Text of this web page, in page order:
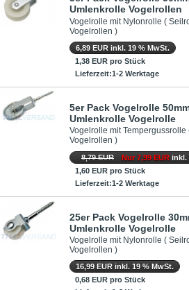
Umlenkrolle Vogelrollen
Vogelrolle mit Nylonrolle (
Vogelrollen )
6,89 EUR inkl. 19 % MwSt.
1,38 EUR pro Stück
Lieferzeit:1-2 Werktage
5er Pack Vogelrolle
Umlenkrolle Vogelrolle
Vogelrolle mit
Vogelrollen )
8,79 EUR Nur 7,99 EUR inkl.
1,60 EUR pro Stück
Lieferzeit:1-2 Werktage
25er Pack Vogelrolle
Umlenkrolle Vogelrolle
Vogelrolle mit Nylonrolle (
Vogelrollen )
16,99 EUR inkl. 19 % MwSt.
0,68 EUR pro Stück